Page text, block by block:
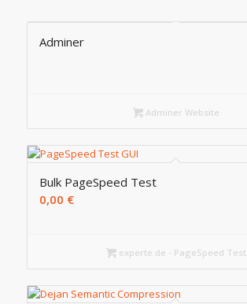
Adminer
Adminer Website
Bulk PageSpeed Test
0,00 €
experte.de - PageSpeed Test